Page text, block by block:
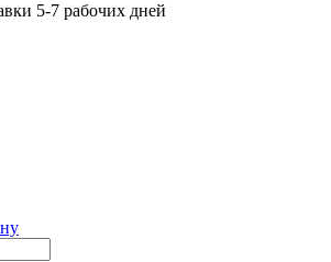
5-7 рабочих дней